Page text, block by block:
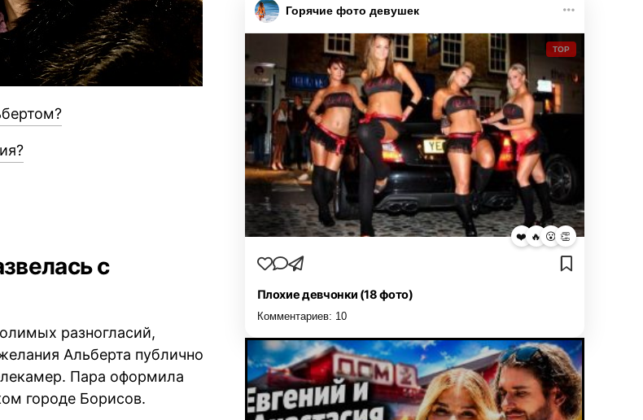
с
разногласий,
Альберта публично
Пара оформила
городе Борисов.
Горячие фото девушек
TOP
❤️ 🔥 😮 👏
Плохие девчонки (18 фото)
Комментариев: 10